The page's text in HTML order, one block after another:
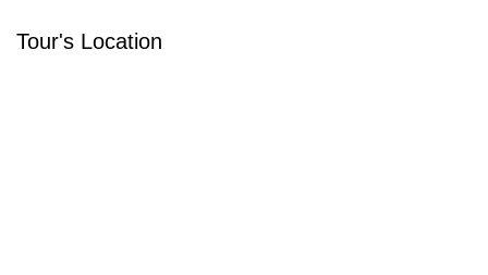
Tour's Location